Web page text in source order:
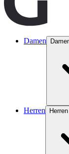
Damen
Herren